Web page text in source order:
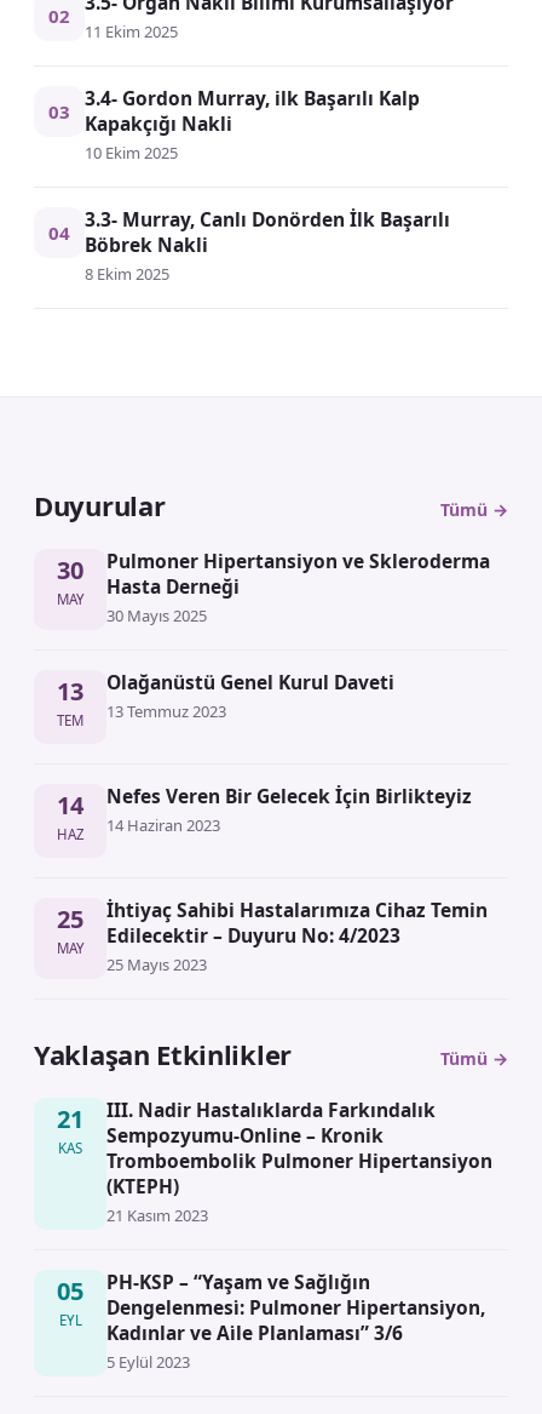
02
11 Ekim 2025
03
3.4- Gordon Murray, ilk Başarılı Kalp
Kapakçığı Nakli
10 Ekim 2025
04 3.3- Murray, Canlı Donörden İlk Başarılı
Böbrek Nakli
8 Ekim 2025
Duyurular Tümü →
30
MAY
Pulmoner Hipertansiyon ve Skleroderma
Hasta Derneği
30 Mayıs 2025
13
TEM
Olağanüstü Genel Kurul Daveti
13 Temmuz 2023
14
HAZ
Nefes Veren Bir Gelecek İçin Birlikteyiz
14 Haziran 2023
25
MAY
İhtiyaç Sahibi Hastalarımıza Cihaz Temin
Edilecektir – Duyuru No: 4/2023
25 Mayıs 2023
Yaklaşan Etkinlikler Tümü →
21
KAS
III. Nadir Hastalıklarda Farkındalık
Sempozyumu-Online – Kronik
Tromboembolik Pulmoner Hipertansiyon
(KTEPH)
21 Kasım 2023
05
EYL
PH-KSP – “Yaşam ve Sağlığın
Dengelenmesı̇: Pulmoner Hı̇pertansı̇yon,
Kadınlar ve Aı̇le Planlaması” 3/6
5 Eylül 2023